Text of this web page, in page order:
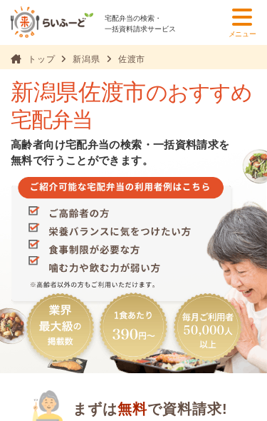
宅配弁当の検索・
一括資料請求サービス
メニュー
トップ 新潟県 佐渡市
新潟県佐渡市のおすすめ
宅配弁当
高齢者向け宅配弁当の検索・一括資料請求を
無料で行うことができます。
まずは無料で資料請求!